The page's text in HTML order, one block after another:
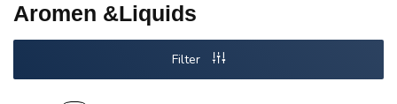
Aromen &Liquids
Filter